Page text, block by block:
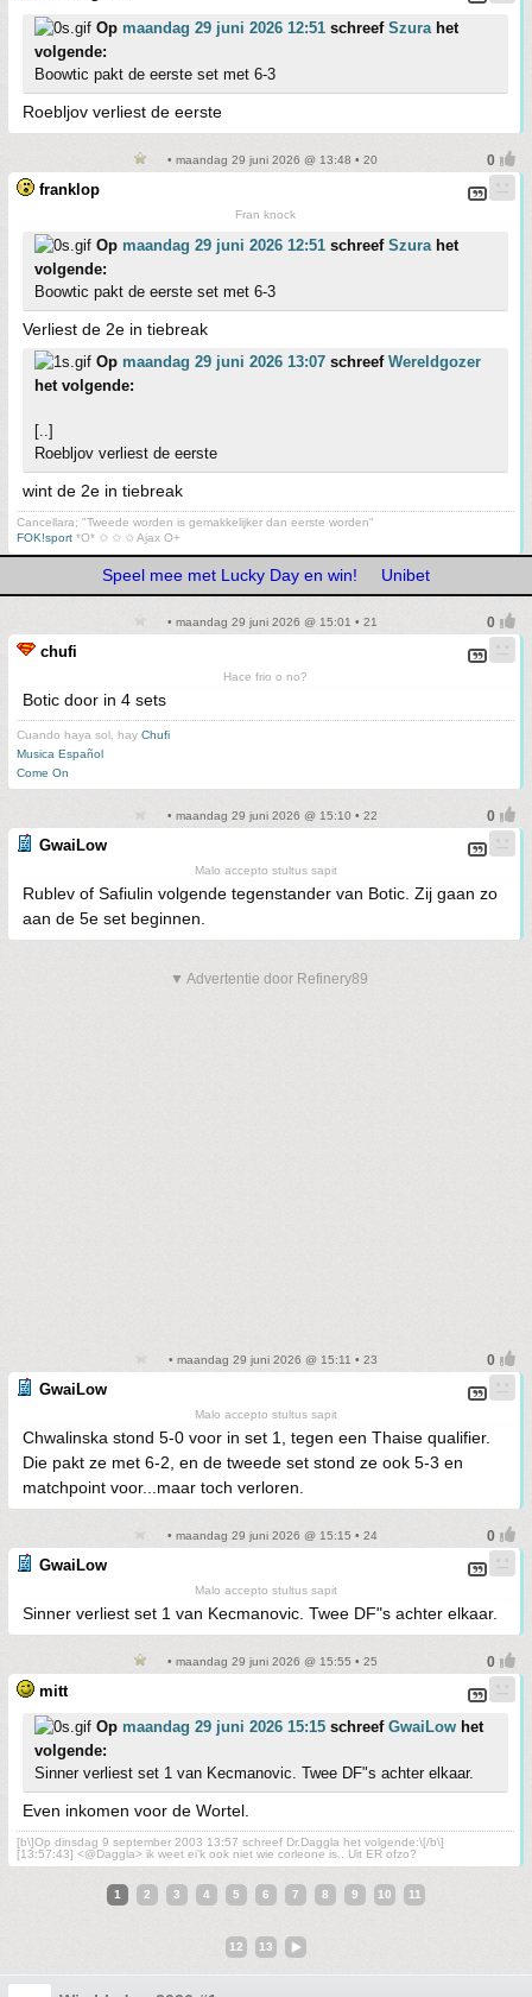
Op maandag 29 juni 2026 12:51 schreef Szurahet
volgende:
Boowtic pakt de eerste set met 6-3
Roebljov verliest de eerste
• maandag 29 juni 2026 @ 13:48 • 20
franklop
Fran knock
Op maandag 29 juni 2026 12:51 schreef Szurahet
volgende:
Boowtic pakt de eerste set met 6-3
Verliest de 2e in tiebreak
Op maandag 29 juni 2026 13:07 schreef Wereldgozer
het volgende:
[..]
Roebljov verliest de eerste
wint de 2e in tiebreak
Cancellara; "Tweede worden is gemakkelijker dan eerste worden"
FOK!sport *O* ✩ ✩ ✩ Ajax O+
Speel mee met Lucky Day en win! Unibet
• maandag 29 juni 2026 @ 15:01 • 21
chufi
Hace frio o no?
Botic door in 4 sets
Cuando haya sol, hay Chufi
Musica Español
Come On
• maandag 29 juni 2026 @ 15:10 • 22
GwaiLow
Malo accepto stultus sapit
Rublev of Safiulin volgende tegenstander van Botic. Zij gaan zo
aan de 5e set beginnen.
▼ Advertentie door Refinery89
• maandag 29 juni 2026 @ 15:11 • 23
GwaiLow
Malo accepto stultus sapit
Chwalinska stond 5-0 voor in set 1, tegen een Thaise qualifier.
Die pakt ze met 6-2, en de tweede set stond ze ook 5-3 en
matchpoint voor...maar toch verloren.
• maandag 29 juni 2026 @ 15:15 • 24
GwaiLow
Malo accepto stultus sapit
Sinner verliest set 1 van Kecmanovic. Twee DF"s achter elkaar.
• maandag 29 juni 2026 @ 15:55 • 25
mitt
Op maandag 29 juni 2026 15:15 schreef GwaiLow het
volgende:
Sinner verliest set 1 van Kecmanovic. Twee DF"s achter elkaar.
Even inkomen voor de Wortel.
[b\]Op dinsdag 9 september 2003 13:57 schreef Dr.Daggla het volgende:\[/b\]
[13:57:43] <@Daggla> ik weet ei'k ook niet wie corleone is.. Uit ER ofzo?
1 2 3 4 5 6 7 8 9 10 11
12 13